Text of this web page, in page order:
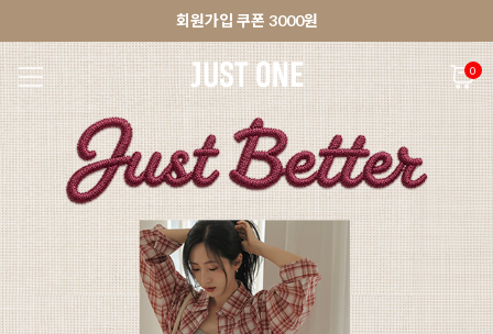
앱 다운로드 10% 할인쿠폰
🚀오늘출발상품 당일발송 배송중
회원가입 쿠폰 3000원
앱 다운로드 10% 할인쿠폰
0
NEW 7% BEST 🚀오늘출발 MADE . J 상의 팬츠